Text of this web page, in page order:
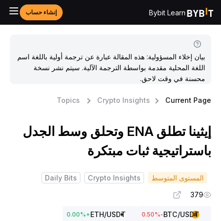
Bybit Learn إنشاء حساب
بيان إخلاء المسؤولية: هذه المقالة عبارة عن ترجمة أولية باللغة اسم
اللغة المحلية مقدمة بواسطة الترجمة الآلية. سيتم نشر نسخة
محسنة في وقت لاحق.
Topics Crypto Insights Current
إيثينا تطلق ENA وتحلق وسط الجدل
ثبات مبتكرة
المستوى المتوسط Crypto Insights
Daily Bits
379
BTC/USDT
-0.50
%
ETH/USDT
+
0.00%